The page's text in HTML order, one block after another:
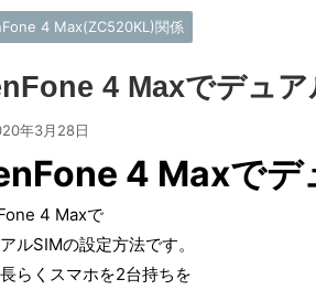
4 Max(ZC520KL)関係
4 Maxでデュア
年3月28日
4 Maxでデ
4 Maxで
ルSIMの設定方法です。
らくスマホを2台持ちを